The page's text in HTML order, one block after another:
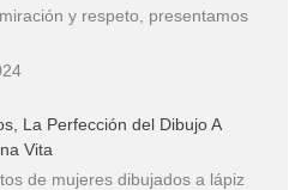
y respeto, presentamos
La Perfección del Dibujo A
Vita
de mujeres dibujados a lápiz